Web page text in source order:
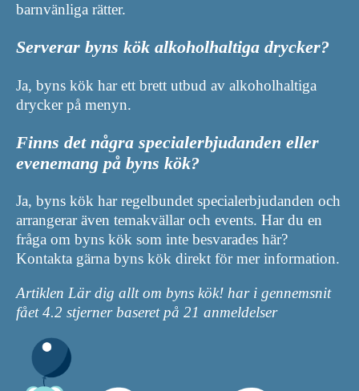
barnvänliga rätter.
Serverar byns kök alkoholhaltiga drycker?
Ja, byns kök har ett brett utbud av alkoholhaltiga
drycker på menyn.
Finns det några specialerbjudanden eller
evenemang på byns kök?
Ja, byns kök har regelbundet specialerbjudanden och
arrangerar även temakvällar och events. Har du en
fråga om byns kök som inte besvarades här?
Kontakta gärna byns kök direkt för mer information.
Artiklen Lär dig allt om byns kök! har i gennemsnit
fået4.2 stjerner baseret på 21 anmeldelser